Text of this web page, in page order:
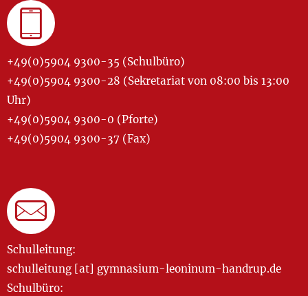
+49(0)5904 9300-35 (Schulbüro)
+49(0)5904 9300-28 (Sekretariat von 08:00 bis 13:00
Uhr)
+49(0)5904 9300-0 (Pforte)
+49(0)5904 9300-37 (Fax)
Schulleitung:
schulleitung [at] gymnasium-leoninum-handrup.de
Schulbüro: